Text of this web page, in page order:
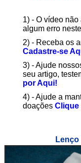
1) - O vídeo
algum erro
2) - Receba os
Cadastre-se
3) - Ajude
seu artigo,
por Aqui!
4) - Ajude a
doações Clique